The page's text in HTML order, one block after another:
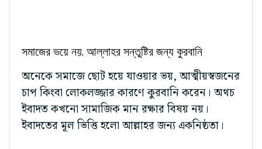
সমাজের ভয়ে নয়, আল্লাহর সন্তুষ্টির জন্য কুরবানি
অনেকে সমাজে ছোট হয়ে যাওয়ার ভয়, আত্মীয়স্বজনের
চাপ কিংবা লোকলজ্জার কারণে কুরবানি করেন। অথচ
ইবাদত কখনো সামাজিক মান রক্ষার বিষয় নয়।
ইবাদতের মূল ভিত্তি হলো আল্লাহর জন্য একনিষ্ঠতা।